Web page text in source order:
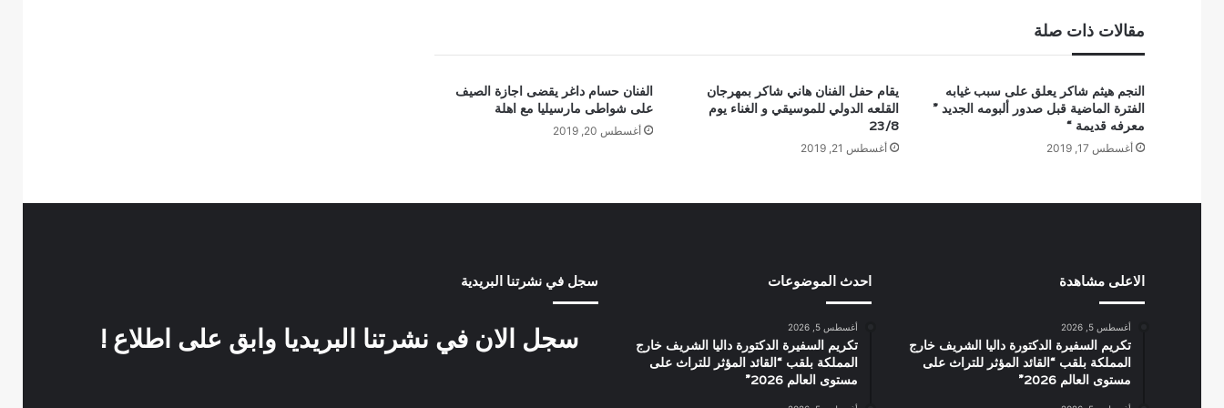
مقالات ذات صلة
النجم هيثم شاكر يعلق على سبب غيابه
الفترة الماضية قبل صدور ألبومه الجديد ”
معرفه قديمة “
أغسطس 17, 2019
يقام حفل الفنان هاني شاكر بمهرجان
القلعه الدولي للموسيقي و الغناء يوم
23/8
أغسطس 21, 2019
الفنان حسام داغر يقضى اجازة الصيف
على شواطى مارسيليا مع اهلة
أغسطس 20, 2019
الاعلى مشاهدة
أغسطس 5, 2026
تكريم السفيرة الدكتورة داليا الشريف خارج
المملكة بلقب “القائد المؤثر للتراث على
مستوى العالم 2026”
احدث الموضوعات
أغسطس 5, 2026
تكريم السفيرة الدكتورة داليا الشريف خارج
المملكة بلقب “القائد المؤثر للتراث على
مستوى العالم 2026”
سجل في نشرتنا البريدية
سجل الان في نشرتنا البريديا وابق على اطلاع !